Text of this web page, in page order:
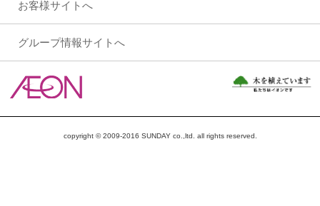
お客様サイトへ
グループ情報サイトへ
copyright © 2009-2016 SUNDAY co.,ltd. all rights reserved.